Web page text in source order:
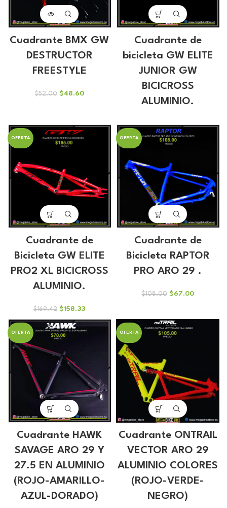
Cuadrante BMX GW
DESTRUCTOR
FREESTYLE
$52.00 El
$52.00.
$48.60El
Cuadrante de
bicicleta GW ELITE
JUNIOR GW
BICICROSS
ALUMINIO.
OFERTA
Cuadrante de
Bicicleta GW ELITE
PRO2 XL BICICROSS
ALUMINIO.
$169.42 El
precio
original
era:
$158.33El
precio
actual
OFERTA
Cuadrante de
Bicicleta RAPTOR
PRO ARO 29 .
$108.00 El
era:
$108.00.
$67.00El
OFERTA
Cuadrante HAWK
SAVAGE ARO 29 Y
27.5 EN ALUMINIO
(ROJO-AMARILLO-
AZUL-DORADO)
OFERTA
Cuadrante ONTRAIL
VECTOR ARO 29
ALUMINIO COLORES
(ROJO-VERDE-
NEGRO)